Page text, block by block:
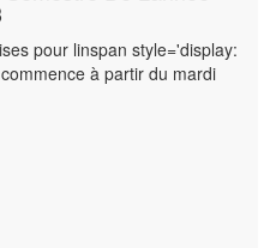
pour linspan style='display:
à partir du mardi